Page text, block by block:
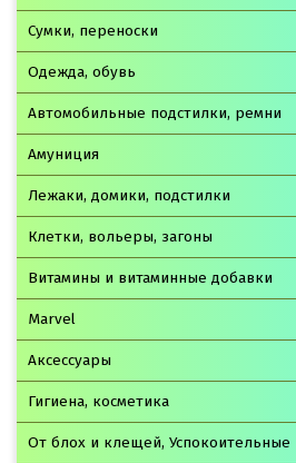
Сумки, переноски
Одежда, обувь
Автомобильные подстилки, ремни
Амуниция
Лежаки, домики, подстилки
Клетки, вольеры, загоны
Витамины и витаминные добавки
Marvel
Аксессуары
Гигиена, косметика
От блох и клещей, Успокоительные